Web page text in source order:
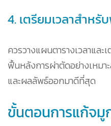
4. เตรียมเวลาสำห
ควรวางแผนตารางเวลาแล
ฟื้นหลังการผ่าตัดอย่างเหม
และผลลัพธ์ออกมาดีที่สุด
ขั้นตอนการแก้จ